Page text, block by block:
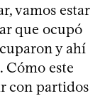
vamos estar
que ocupó
y ahí
Cómo este
con partidos